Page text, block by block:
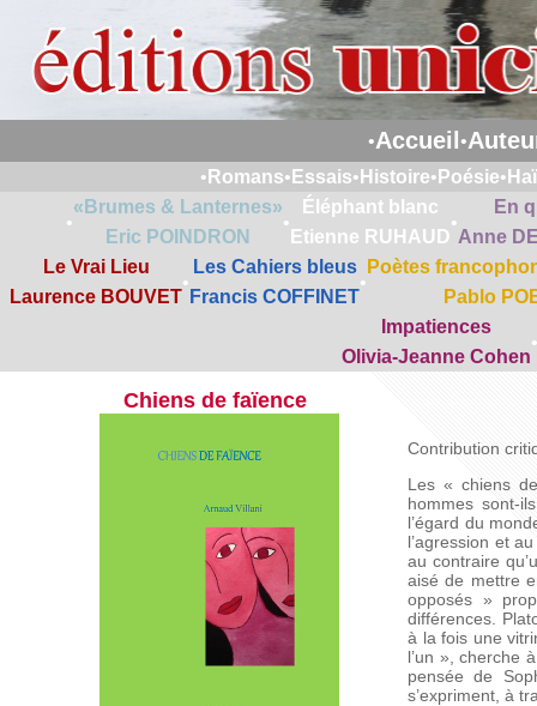
•Accueil •
• Romans• Essais• Histoire• Poésie•
•
«Brumes & Lanternes»
Eric POINDRON
•
Éléphant blanc
Etienne RUHAUD
•
En
Anne
Le Vrai Lieu
Laurence BOUVET
•
Les Cahiers bleus
Francis COFFINET
•
Poètes
Pablo
Impatiences
Olivia-Jeanne Cohen
•
Chiens de faïence
Contribution
Les « chiens
hommes sont-
l’égard du
l’agression et
au contraire
aisé de mettre
opposés »
différences.
à la fois une
l’un », cherche
pensée de
s’expriment, à